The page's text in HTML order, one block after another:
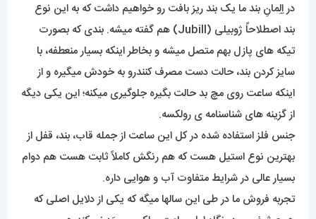
در اِلِمانِ بند ما یک بند ریز بافت رو خواهیم داشت که به این نوع
بند اصطلاحاً ژوبیلی (Jubill) هم گفته میشه. بندی که بصورت
تیکه های پازل بهم متصل میشه و بخاطر اینکه بسیار منعطفه، با
سایز کردن بند، حالت دست مصرف کنندرو به خودش میگیره و از
اینکه ساعت روی مچ بد حالت بگیره جلوگیری میکنه؛ این یکی دیگه
از گزینه های شناسنامه ی رولکسه.
جنس فلز استفاده شده در کل این ساعت از جمله قاب، بند، قفل از
بهترین نوع استیل هست که هم رنگش کاملاً ثابت هست هم دوام
بسیار عالی در شرایط متفاوت آب و هوایی داره.
تجربه فروش ما در طی این سالها میگه که یکی از دلایل اصلی که